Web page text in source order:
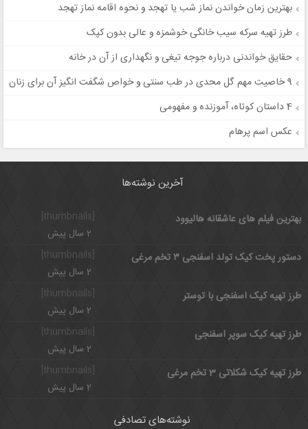
بهترین زمان خواندن نماز شب یا تهجد و نحوه اقامه نماز تهجد
طرز تهیه سرکه سیب خانگی خوشمزه و عالی بدون کپک
حقایق خواندنی درباره جوجه تیغی و نگهداری از آن در خانه
9 خاصیت مهم گل محدی در طب سنتی و خواص شگفت انگیز آن برای زنان
4 داستان کوتاه، آموزنده و مفهومی
عکس اسم پرهام
آخرین نوشته‌ها
بهترین فیلم های عاشقانه هالیوود
2 سال پیش
[thumbnails]
دستور پخت کیک تولد اسفنجی ۳ تخم مرغی
2 سال پیش
طرز تهیه کیک اسفنجی با توستر
2 سال پیش
[thumbnails]
طرز تهیه کیک سوپر اسفنجی
2 سال پیش
طرز تهیه کیک شکلاتی 3 تخم مرغی
2 سال پیش
نوشته‌های تصادفی